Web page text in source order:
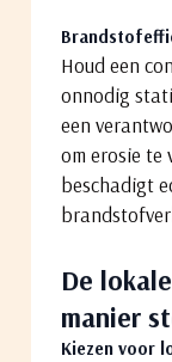
Houd een
onnodig
een
om erosie te
beschadigt
De
manier
Kiezen voor